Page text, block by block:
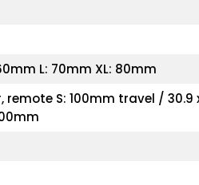
L: 70mm XL: 80mm
S: 100mm travel /